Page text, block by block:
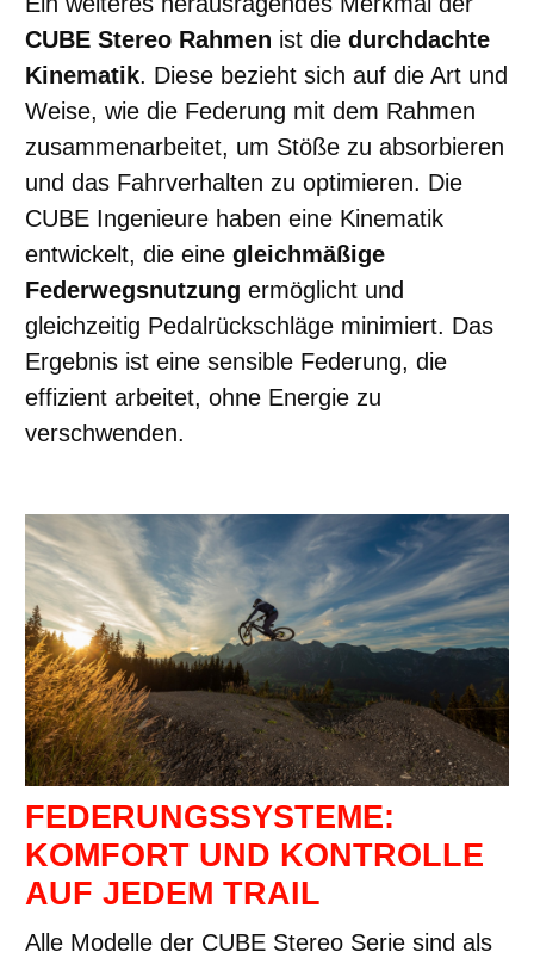
CUBE Stereo Rahmen ist die durchdachte
Kinematik. Diese bezieht sich auf die Art und
Weise, wie die Federung mit dem Rahmen
zusammenarbeitet, um Stöße zu absorbieren
und das Fahrverhalten zu optimieren. Die
CUBE Ingenieure haben eine Kinematik
entwickelt, die eine gleichmäßige
Federwegsnutzung ermöglicht und
gleichzeitig Pedalrückschläge minimiert. Das
Ergebnis ist eine sensible Federung, die
effizient arbeitet, ohne Energie zu
verschwenden.
FEDERUNGSSYSTEME:
KOMFORT UND KONTROLLE
AUF JEDEM TRAIL
Alle Modelle der CUBE Stereo Serie sind als